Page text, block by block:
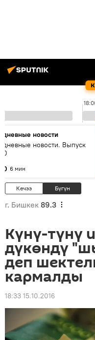
новости
новости. Выпуск
6 мин
Кечээ Бүгүн
г. Бишкек 89.3
Күнү-түнү
дүкөндү
деп
кармалды
18:33 15.10.2016